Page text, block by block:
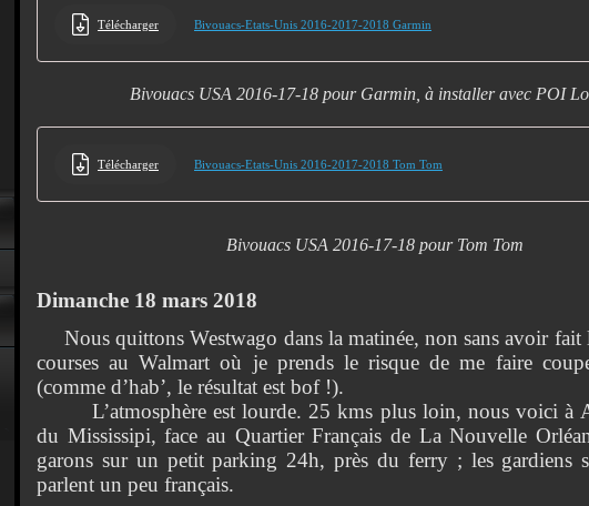
Télécharger Bivouacs-Etats-Unis 2016-2017-2018 Garmin
Bivouacs USA 2016-17-18 pour Garmin, à installer avec POI
Télécharger Bivouacs-Etats-Unis 2016-2017-2018 Tom Tom
Bivouacs USA 2016-17-18 pour Tom Tom
Dimanche 18 mars 2018
Nous quittons Westwago dans la matinée, non sans avoir fait
courses au Walmart où je prends le risque de me faire
(comme d’hab’, le résultat est bof !).
L’atmosphère est lourde. 25 kms plus loin, nous voici à
du Mississipi, face au Quartier Français de La Nouvelle
garons sur un petit parking 24h, près du ferry ; les gardiens
parlent un peu français.